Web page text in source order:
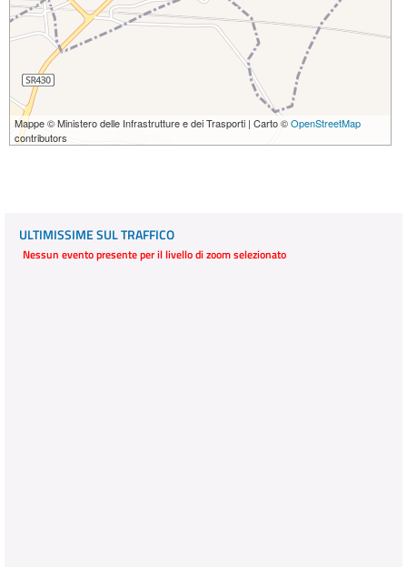
Mappe © Ministero delle Infrastrutture e dei Trasporti | Carto ©OpenStreetMap
contributors
ULTIMISSIME SUL TRAFFICO
Nessun evento presente per il livello di zoom selezionato